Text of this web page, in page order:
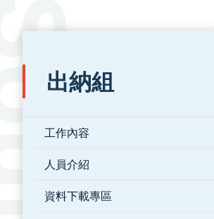
:::
出納組
工作內容
人員介紹
資料下載專區